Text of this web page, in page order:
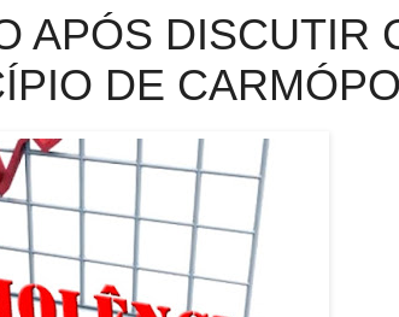
APÓS DISCUTIR
DE